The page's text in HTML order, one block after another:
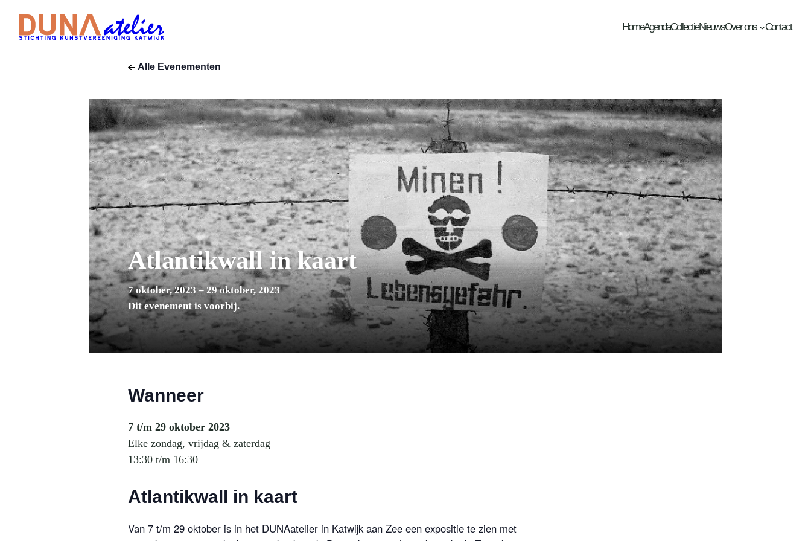
HomeAgendaCollectieNieuwsOver ons Contact
Alle Evenementen
Atlantikwall in kaart
7 oktober, 2023–29 oktober, 2023
Dit evenement is voorbij.
Wanneer
7 t/m 29 oktober 2023
Elke zondag, vrijdag & zaterdag
13:30 t/m 16:30
Atlantikwall in kaart
Van 7 t/m 29 oktober is in het DUNAatelier in Katwijk aan Zee een expositie te zien met